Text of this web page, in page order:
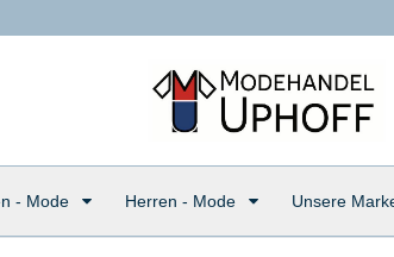
- Mode Herren - Mode Unsere